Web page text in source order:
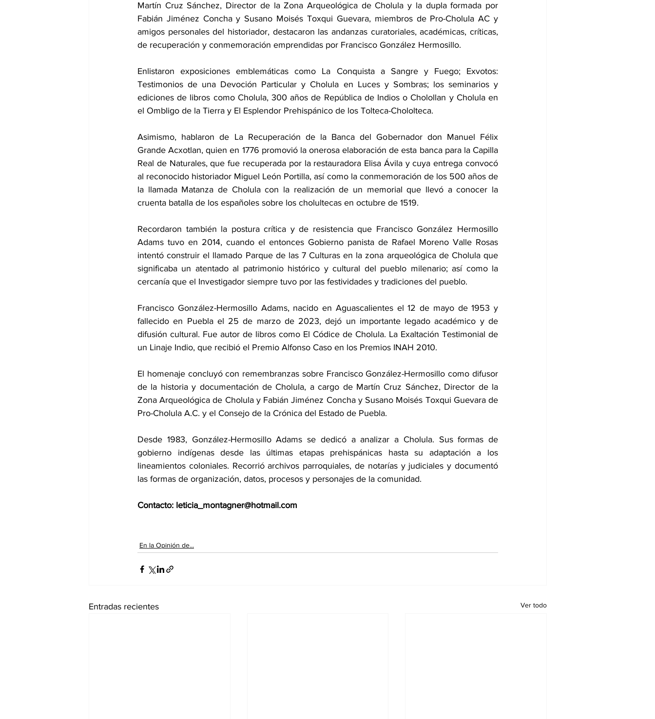
Martín Cruz Sánchez, Director de la Zona Arqueológica de Cholula y la dupla formada por
Fabián Jiménez Concha y Susano Moisés Toxqui Guevara, miembros de Pro-Cholula AC y
amigos personales del historiador, destacaron las andanzas curatoriales, académicas, críticas,
de recuperación y conmemoración emprendidas por Francisco González Hermosillo.
Enlistaron exposiciones emblemáticas como La Conquista a Sangre y Fuego; Exvotos:
Testimonios de una Devoción Particular y Cholula en Luces y Sombras; los seminarios y
ediciones de libros como Cholula, 300 años de República de Indios o Cholollan y Cholula en
el Ombligo de la Tierra y El Esplendor Prehispánico de los Tolteca-Chololteca.
Asimismo, hablaron de La Recuperación de la Banca del Gobernador don Manuel Félix
Grande Acxotlan, quien en 1776 promovió la onerosa elaboración de esta banca para la Capilla
Real de Naturales, que fue recuperada por la restauradora Elisa Ávila y cuya entrega convocó
al reconocido historiador Miguel León Portilla, así como la conmemoración de los 500 años de
la llamada Matanza de Cholula con la realización de un memorial que llevó a conocer la
cruenta batalla de los españoles sobre los cholultecas en octubre de 1519.
Recordaron también la postura crítica y de resistencia que Francisco González Hermosillo
Adams tuvo en 2014, cuando el entonces Gobierno panista de Rafael Moreno Valle Rosas
intentó construir el llamado Parque de las 7 Culturas en la zona arqueológica de Cholula que
significaba un atentado al patrimonio histórico y cultural del pueblo milenario; así como la
cercanía que el Investigador siempre tuvo por las festividades y tradiciones del pueblo.
Francisco González-Hermosillo Adams, nacido en Aguascalientes el 12 de mayo de 1953 y
fallecido en Puebla el 25 de marzo de 2023, dejó un importante legado académico y de
difusión cultural. Fue autor de libros como El Códice de Cholula. La Exaltación Testimonial de
un Linaje Indio, que recibió el Premio Alfonso Caso en los Premios INAH 2010.
El homenaje concluyó con remembranzas sobre Francisco González-Hermosillo como difusor
de la historia y documentación de Cholula, a cargo de Martín Cruz Sánchez, Director de la
Zona Arqueológica de Cholula y Fabián Jiménez Concha y Susano Moisés Toxqui Guevara de
Pro-Cholula A.C. y el Consejo de la Crónica del Estado de Puebla.
Desde 1983, González-Hermosillo Adams se dedicó a analizar a Cholula. Sus formas de
gobierno indígenas desde las últimas etapas prehispánicas hasta su adaptación a los
lineamientos coloniales. Recorrió archivos parroquiales, de notarías y judiciales y documentó
las formas de organización, datos, procesos y personajes de la comunidad.
Contacto: leticia_montagner@hotmail.com
En la Opinión de...
Entradas recientes Ver todo